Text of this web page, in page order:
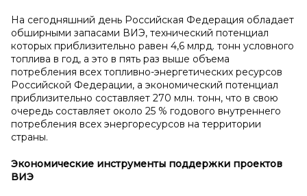
На сегодняшний день Российская Федерация обладает
обширными запасами ВИЭ, технический потенциал
которых приблизительно равен 4,6 млрд. тонн условного
топлива в год, а это в пять раз выше объема
потребления всех топливно-энергетических ресурсов
Российской Федерации, а экономический потенциал
приблизительно составляет 270 млн. тонн, что в свою
очередь составляет около 25 % годового внутреннего
потребления всех энергоресурсов на территории
страны.
Экономические инструменты поддержки проектов
ВИЭ